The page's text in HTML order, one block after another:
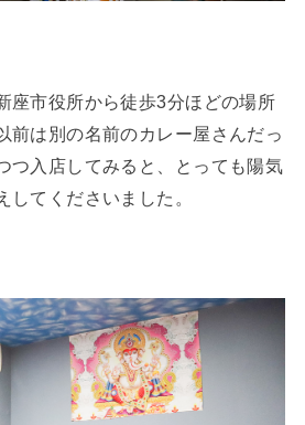
座市役所から徒歩3分ほどの場所
前は別の名前のカレー屋さんだっ
つ入店してみると、とっても陽気
してくださいました。